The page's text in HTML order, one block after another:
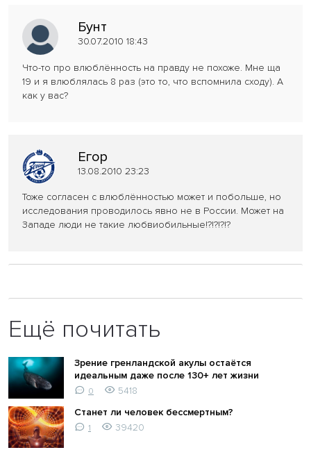
Бунт
30.07.2010 18:43
Что-то про влюблённость на правду не похоже. Мне ща
19 и я влюблялась 8 раз (это то, что вспомнила сходу). А
как у вас?
Егор
13.08.2010 23:23
Тоже согласен с влюблённостью может и побольше, но
исследования проводилось явно не в России. Может на
Западе люди не такие любвиобильные!?!?!?!?
Ещё почитать
Зрение гренландской акулы остаётся
идеальным даже после 130+ лет жизни
0
5418
Станет ли человек бессмертным?
1 39420